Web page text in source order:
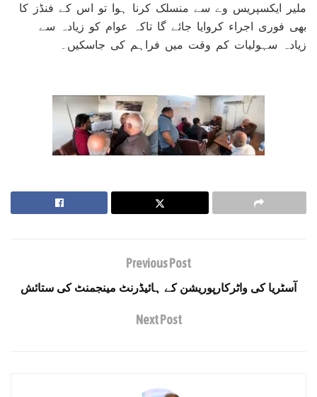
ملیر ایکسپریس وے سے منسلک کرنا ہوا تو اس کے فنڈز کا
بھی فوری اجراء کروایا جائے گا تاکہ عوام کو زیادہ سے
زیادہ سہولیات کم وقت میں فراہم کی جاسکیں۔
Previous Post
آسٹریا کی واٹرکارپوریشن کے ہائیڈرنٹ مینجمنٹ کی ستائش
Next Post